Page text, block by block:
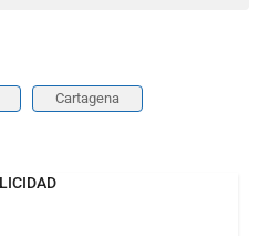
Cartagena